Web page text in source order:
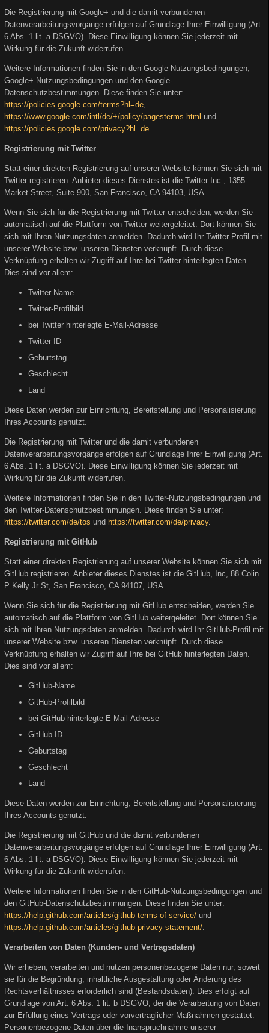
Die Registrierung mit Google+ und die damit verbundenen
Datenverarbeitungsvorgänge erfolgen auf Grundlage Ihrer Einwilligung (Art.
6 Abs. 1 lit. a DSGVO). Diese Einwilligung können Sie jederzeit mit
Wirkung für die Zukunft widerrufen.
Weitere Informationen finden Sie in den Google-Nutzungsbedingungen,
Google+-Nutzungsbedingungen und den Google-
Datenschutzbestimmungen. Diese finden Sie unter:
https://policies.google.com/terms?hl=de,
https://www.google.com/intl/de/+/policy/pagesterms.html und
https://policies.google.com/privacy?hl=de.
Registrierung mit Twitter
Statt einer direkten Registrierung auf unserer Website können Sie sich mit
Twitter registrieren. Anbieter dieses Dienstes ist die Twitter Inc., 1355
Market Street, Suite 900, San Francisco, CA 94103, USA.
Wenn Sie sich für die Registrierung mit Twitter entscheiden, werden Sie
automatisch auf die Plattform von Twitter weitergeleitet. Dort können Sie
sich mit Ihren Nutzungsdaten anmelden. Dadurch wird Ihr Twitter-Profil mit
unserer Website bzw. unseren Diensten verknüpft. Durch diese
Verknüpfung erhalten wir Zugriff auf Ihre bei Twitter hinterlegten Daten.
Dies sind vor allem:
Twitter-Name
Twitter-Profilbild
bei Twitter hinterlegte E-Mail-Adresse
Twitter-ID
Geburtstag
Geschlecht
Land
Diese Daten werden zur Einrichtung, Bereitstellung und Personalisierung
Ihres Accounts genutzt.
Die Registrierung mit Twitter und die damit verbundenen
Datenverarbeitungsvorgänge erfolgen auf Grundlage Ihrer Einwilligung (Art.
6 Abs. 1 lit. a DSGVO). Diese Einwilligung können Sie jederzeit mit
Wirkung für die Zukunft widerrufen.
Weitere Informationen finden Sie in den Twitter-Nutzungsbedingungen und
den Twitter-Datenschutzbestimmungen. Diese finden Sie unter:
https://twitter.com/de/tos und https://twitter.com/de/privacy.
Registrierung mit GitHub
Statt einer direkten Registrierung auf unserer Website können Sie sich mit
GitHub registrieren. Anbieter dieses Dienstes ist die GitHub, Inc, 88 Colin
P Kelly Jr St, San Francisco, CA 94107, USA.
Wenn Sie sich für die Registrierung mit GitHub entscheiden, werden Sie
automatisch auf die Plattform von GitHub weitergeleitet. Dort können Sie
sich mit Ihren Nutzungsdaten anmelden. Dadurch wird Ihr GitHub-Profil mit
unserer Website bzw. unseren Diensten verknüpft. Durch diese
Verknüpfung erhalten wir Zugriff auf Ihre bei GitHub hinterlegten Daten.
Dies sind vor allem:
GitHub-Name
GitHub-Profilbild
bei GitHub hinterlegte E-Mail-Adresse
GitHub-ID
Geburtstag
Geschlecht
Land
Diese Daten werden zur Einrichtung, Bereitstellung und Personalisierung
Ihres Accounts genutzt.
Die Registrierung mit GitHub und die damit verbundenen
Datenverarbeitungsvorgänge erfolgen auf Grundlage Ihrer Einwilligung (Art.
6 Abs. 1 lit. a DSGVO). Diese Einwilligung können Sie jederzeit mit
Wirkung für die Zukunft widerrufen.
Weitere Informationen finden Sie in den GitHub-Nutzungsbedingungen und
den GitHub-Datenschutzbestimmungen. Diese finden Sie unter:
https://help.github.com/articles/github-terms-of-service/ und
https://help.github.com/articles/github-privacy-statement/.
Verarbeiten von Daten (Kunden- und Vertragsdaten)
Wir erheben, verarbeiten und nutzen personenbezogene Daten nur, soweit
sie für die Begründung, inhaltliche Ausgestaltung oder Änderung des
Rechtsverhältnisses erforderlich sind (Bestandsdaten). Dies erfolgt auf
Grundlage von Art. 6 Abs. 1 lit. b DSGVO, der die Verarbeitung von Daten
zur Erfüllung eines Vertrags oder vorvertraglicher Maßnahmen gestattet.
Personenbezogene Daten über die Inanspruchnahme unserer